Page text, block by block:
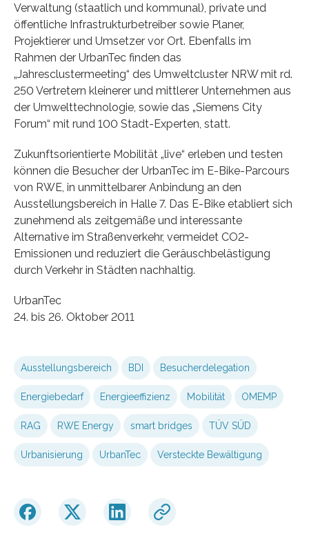
Verwaltung (staatlich und kommunal), private und
öffentliche Infrastrukturbetreiber sowie Planer,
Projektierer und Umsetzer vor Ort. Ebenfalls im
Rahmen der UrbanTec finden das
„Jahresclustermeeting“ des Umweltcluster NRW mit rd.
250 Vertretern kleinerer und mittlerer Unternehmen aus
der Umwelttechnologie, sowie das „Siemens City
Forum“ mit rund 100 Stadt-Experten, statt.
Zukunftsorientierte Mobilität „live“ erleben und testen
können die Besucher der UrbanTec im E-Bike-Parcours
von RWE, in unmittelbarer Anbindung an den
Ausstellungsbereich in Halle 7. Das E-Bike etabliert sich
zunehmend als zeitgemäße und interessante
Alternative im Straßenverkehr, vermeidet CO2-
Emissionen und reduziert die Geräuschbelästigung
durch Verkehr in Städten nachhaltig.
UrbanTec
24. bis 26. Oktober 2011
Ausstellungsbereich BDI Besucherdelegation
Energiebedarf Energieeffizienz Mobilität OMEMP
RAG RWE Energy smart bridges TÜV SÜD
Urbanisierung UrbanTec Versteckte Bewältigung